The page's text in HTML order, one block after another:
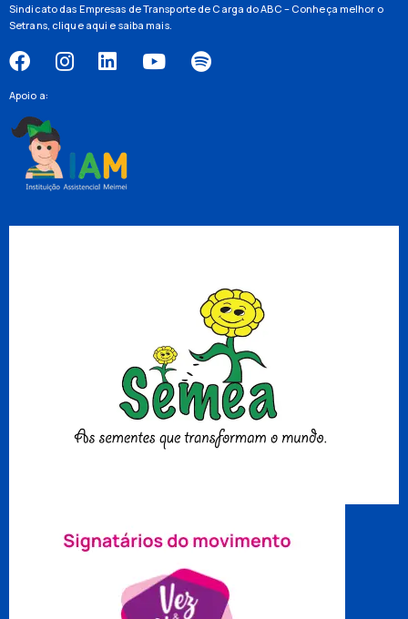
Sindicato das Empresas de Transporte de Carga do ABC – Conheça melhor o
Setrans, clique aqui e saiba mais.
Apoio a: